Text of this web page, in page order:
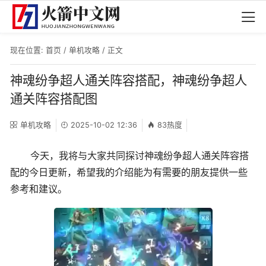
现在位置: 首页 / 单机攻略 / 正文
神魂纷争超人通关阵容搭配，神魂纷争超人
通关阵容搭配图
单机攻略 2025-10-02 12:36 83热度
今天，我将与大家共同探讨神魂纷争超人通关阵容搭
配的今日更新，希望我的介绍能为有需要的朋友提供一些
参考和建议。